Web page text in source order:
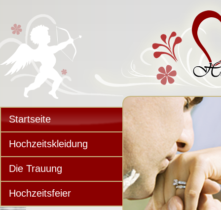
Startseite
Hochzeitskleidung
Die Trauung
Hochzeitsfeier